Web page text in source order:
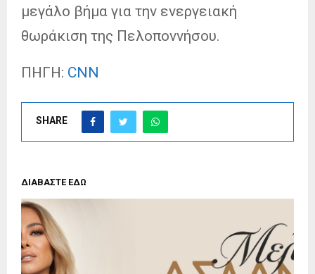
μεγάλο βήμα για την ενεργειακή
θωράκιση της Πελοποννήσου.
ΠΗΓΗ: CNN
SHARE
ΔΙΑΒΑΣΤΕ ΕΔΩ